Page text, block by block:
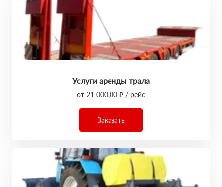
Услуги аренды трала
от 21 000,00 ₽ / рейс
Заказать